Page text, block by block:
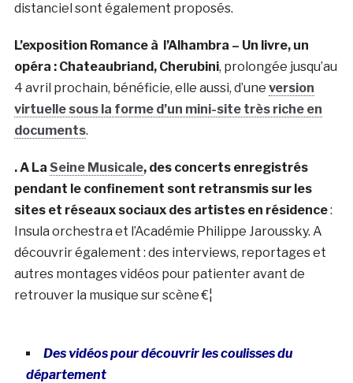
distanciel sont également proposés.
L’exposition Romance à l’Alhambra – Un livre, un
opéra : Chateaubriand, Cherubini, prolongée jusqu’au
4 avril prochain, bénéficie, elle aussi, d’une version
virtuelle sous la forme d’un mini-site très riche en
documents.
. A La Seine Musicale, des concerts enregistrés
pendant le confinement sont retransmis sur les
sites et réseaux sociaux des artistes en résidence:
Insula orchestra et l’Académie Philippe Jaroussky. A
découvrir également : des interviews, reportages et
autres montages vidéos pour patienter avant de
retrouver la musique sur scène €¦
Des vidéos pour découvrir les coulisses du
département